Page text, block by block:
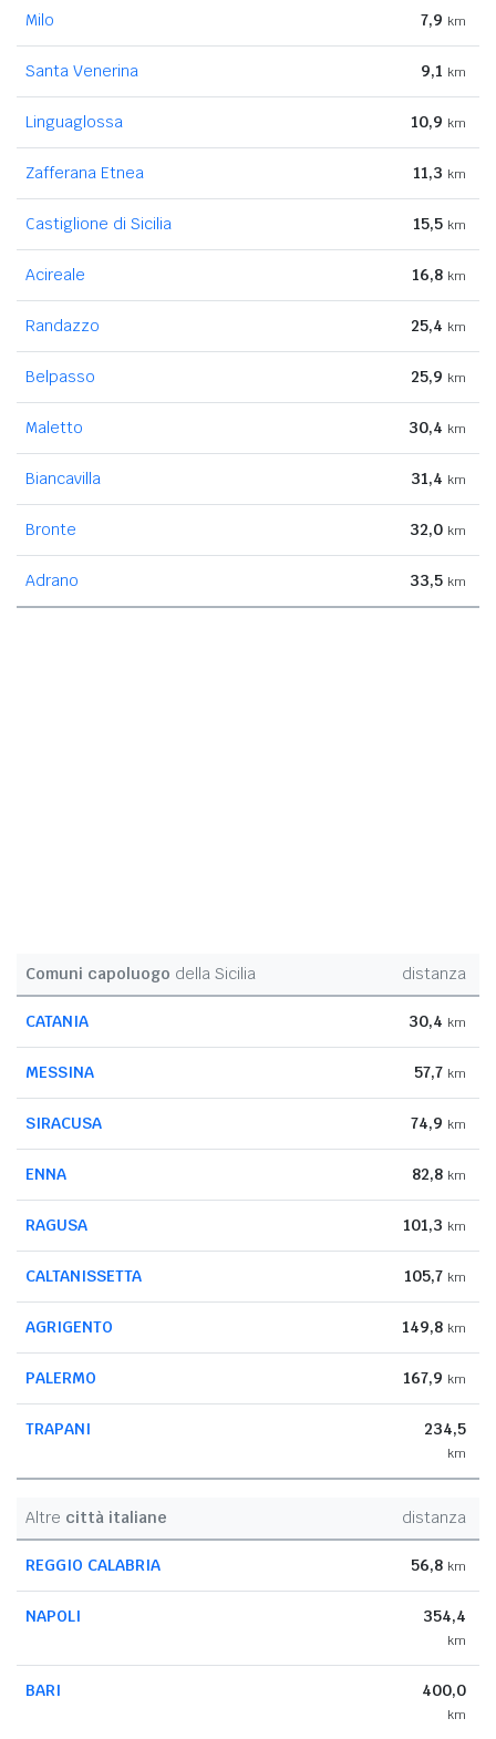
Milo 7,9 km
Santa Venerina 9,1 km
Linguaglossa 10,9 km
Zafferana Etnea 11,3 km
Castiglione di Sicilia 15,5 km
Acireale 16,8 km
Randazzo 25,4 km
Belpasso 25,9 km
Maletto 30,4 km
Biancavilla 31,4 km
Bronte 32,0 km
Adrano 33,5 km
Comuni capoluogo della Sicilia distanza
CATANIA 30,4 km
MESSINA 57,7 km
SIRACUSA 74,9 km
ENNA 82,8 km
RAGUSA 101,3 km
CALTANISSETTA 105,7 km
AGRIGENTO 149,8 km
PALERMO 167,9 km
TRAPANI 234,5
km
Altre città italiane distanza
REGGIO CALABRIA 56,8 km
NAPOLI 354,4
km
BARI 400,0
km